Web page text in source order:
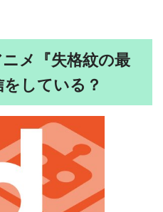
メ『失格紋の最
している？